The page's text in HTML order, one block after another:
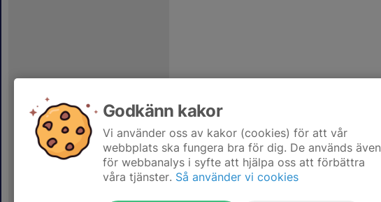
Godkänn kakor
Vi använder oss av kakor (cookies) för att vår
webbplats ska fungera bra för dig. De används även
för webbanalys i syfte att hjälpa oss att förbättra
våra tjänster. Så använder vi cookies